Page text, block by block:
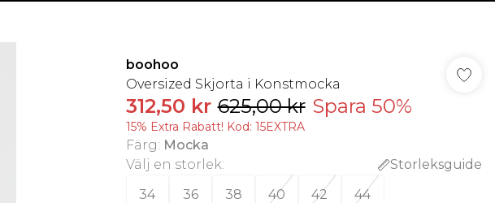
boohoo
Oversized Skjorta i Konstmocka
312,50 kr 625,00 kr Spara 50%
15% Extra Rabatt! Kod: 15EXTRA
Färg: Mocka
Välj en storlek:
Storleksguide
34
36 38 40 42 44